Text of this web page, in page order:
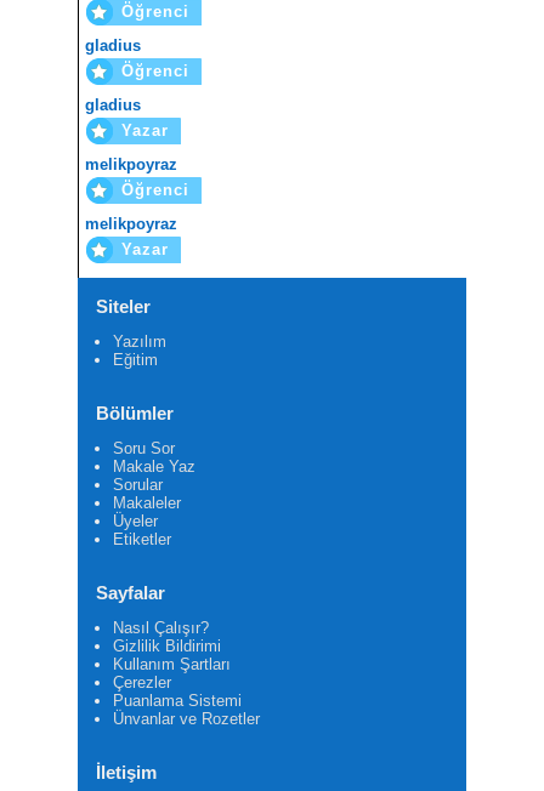
Öğrenci
gladius
Öğrenci
gladius
Yazar
melikpoyraz
Öğrenci
melikpoyraz
Yazar
Siteler
Yazılım
Eğitim
Bölümler
Soru Sor
Makale Yaz
Sorular
Makaleler
Üyeler
Etiketler
Sayfalar
Nasıl Çalışır?
Gizlilik Bildirimi
Kullanım Şartları
Çerezler
Puanlama Sistemi
Ünvanlar ve Rozetler
İletişim